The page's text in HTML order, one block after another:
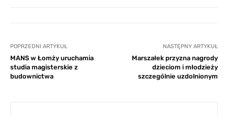
POPRZEDNI ARTYKUŁ
MANS w Łomży uruchamia
studia magisterskie z
budownictwa
NASTĘPNY ARTYKUŁ
Marszałek przyzna nagrody
dzieciom i młodzieży
szczególnie uzdolnionym